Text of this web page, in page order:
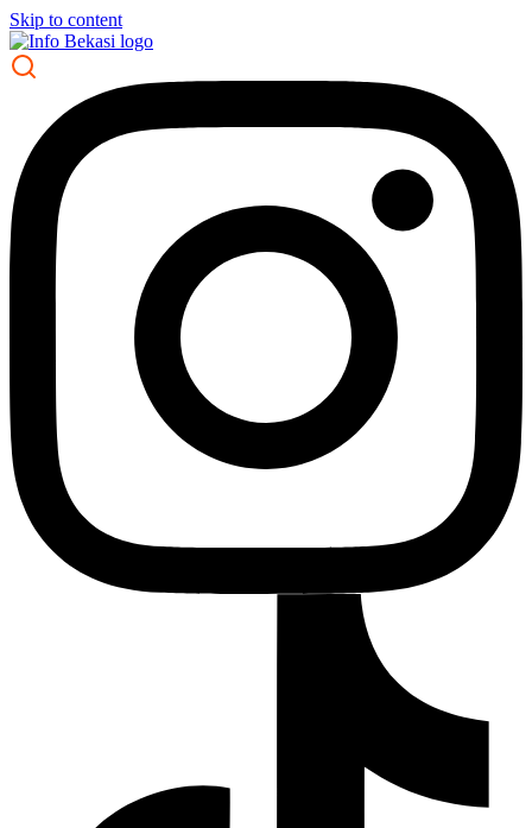
Skip to content